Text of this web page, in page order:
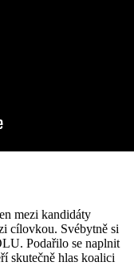
mezi kandidáty
cílovkou. Svébytně si
Podařilo se naplnit
skutečně hlas koalici